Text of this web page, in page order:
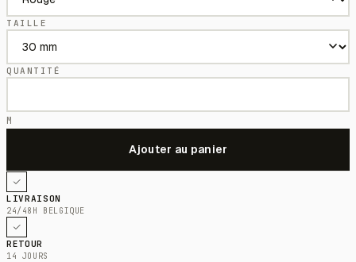
TAILLE
QUANTITÉ
M
LIVRAISON
24/48H BELGIQUE
RETOUR
14 JOURS